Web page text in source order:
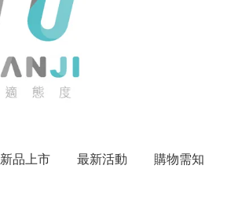
新品上市 最新活動 購物需知